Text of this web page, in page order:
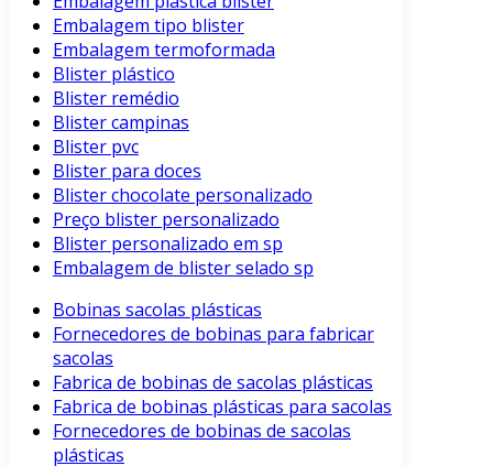
Embalagem tipo blister
Embalagem termoformada
Blister plástico
Blister remédio
Blister campinas
Blister pvc
Blister para doces
Blister chocolate personalizado
Preço blister personalizado
Blister personalizado em sp
Embalagem de blister selado sp
Bobinas sacolas plásticas
Fornecedores de bobinas para fabricar
sacolas
Fabrica de bobinas de sacolas plásticas
Fabrica de bobinas plásticas para sacolas
Fornecedores de bobinas de sacolas
plásticas